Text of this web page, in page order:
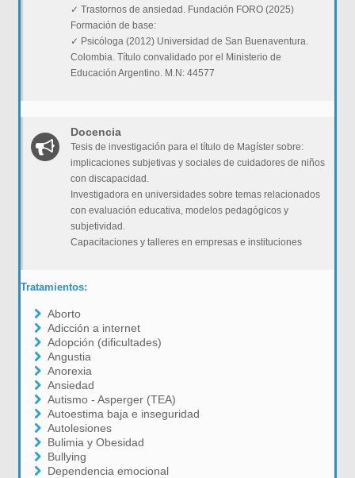
✓ Trastornos de ansiedad. Fundación FORO (2025)
Formación de base:
✓ Psicóloga (2012) Universidad de San Buenaventura.
Colombia. Título convalidado por el Ministerio de
Educación Argentino. M.N: 44577
Docencia
Tesis de investigación para el título de Magíster sobre:
implicaciones subjetivas y sociales de cuidadores de niños
con discapacidad.
Investigadora en universidades sobre temas relacionados
con evaluación educativa, modelos pedagógicos y
subjetividad.
Capacitaciones y talleres en empresas e instituciones
Tratamientos:
Aborto
Adicción a internet
Adopción (dificultades)
Angustia
Anorexia
Ansiedad
Autismo - Asperger (TEA)
Autoestima baja e inseguridad
Autolesiones
Bulimia y Obesidad
Bullying
Dependencia emocional